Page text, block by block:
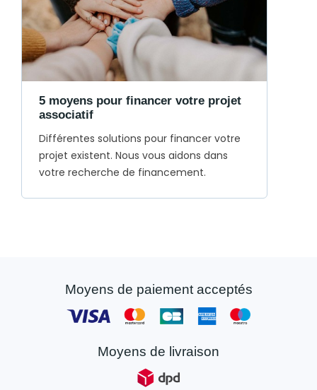
5 moyens pour financer votre projet
associatif
Différentes solutions pour financer votre
projet existent. Nous vous aidons dans
votre recherche de financement.
Moyens de paiement acceptés
Moyens de livraison